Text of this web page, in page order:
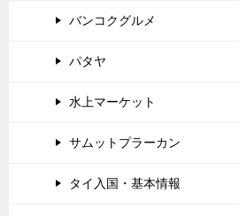
バンコクグルメ
パタヤ
水上マーケット
サムットプラーカン
タイ入国・基本情報